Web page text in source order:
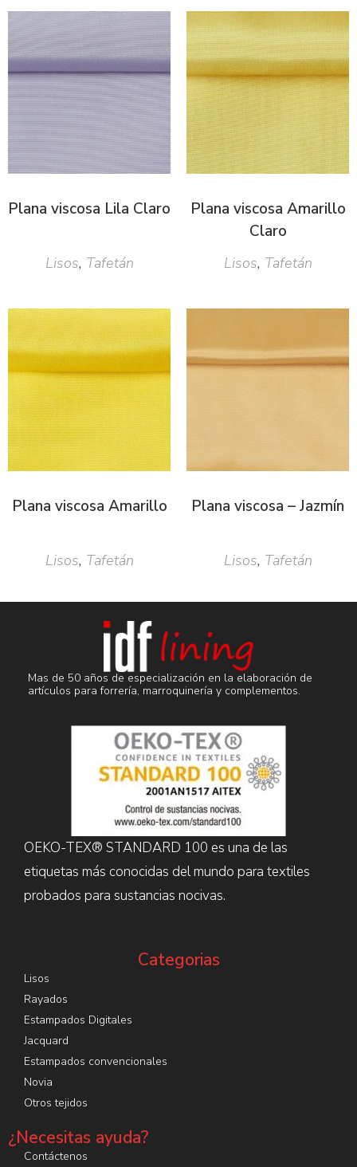
Plana viscosa Lila Claro
Lisos, Tafetán
Plana viscosa Amarillo
Claro
Lisos, Tafetán
Plana viscosa Amarillo
Lisos, Tafetán
Plana viscosa – Jazmín
Lisos, Tafetán
Mas de 50 años de especialización en la elaboración de
artículos para forrería, marroquinería y complementos.
OEKO-TEX® STANDARD 100 es una de las
etiquetas más conocidas del mundo para textiles
probados para sustancias nocivas.
Categorias
Lisos
Rayados
Estampados Digitales
Jacquard
Estampados convencionales
Novia
Otros tejidos
¿Necesitas ayuda?
Contáctenos